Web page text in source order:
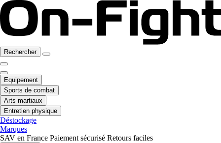
Rechercher
Equipement
Sports de combat
Arts martiaux
Entretien physique
Déstockage
Marques
SAV en France Paiement sécurisé Retours faciles